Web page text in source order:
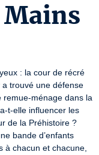
Mains
: la cour de récré
trouvé une défense
remue-ménage dans la
t-elle influencer les
de la Préhistoire ?
bande d’enfants
à chacun et chacune,